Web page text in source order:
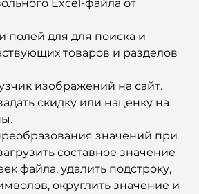
Excel-файла от
полей для для поиска и
товаров и разделов
изображений на сайт.
скидку или наценку на
значений при
составное значение
файла, удалить подстроку,
округлить значение и